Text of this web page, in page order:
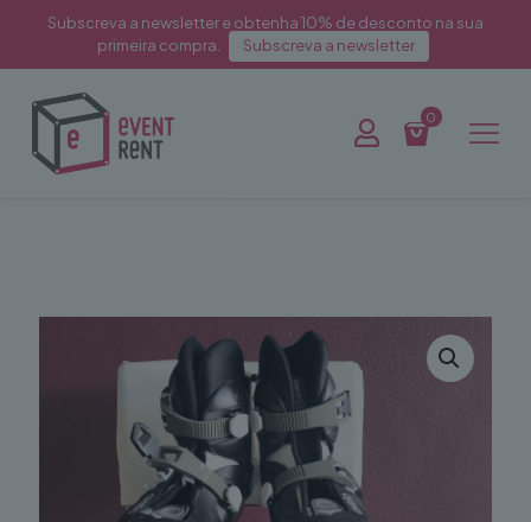
Subscreva a newsletter e obtenha 10% de desconto na sua
primeira compra.
Subscreva a newsletter
0